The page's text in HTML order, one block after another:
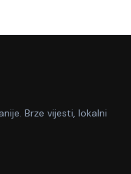
Brze vijesti, lokalni